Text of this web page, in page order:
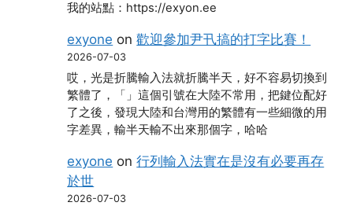
我的站點：https://exyon.ee
exyone on歡迎參加尹卂搞的打字比賽！
2026-07-03
哎，光是折騰輸入法就折騰半天，好不容易切換到
繁體了，「」這個引號在大陸不常用，把鍵位配好
了之後，發現大陸和台灣用的繁體有一些細微的用
字差異，輸半天輸不出來那個字，哈哈
exyone on行列輸入法實在是沒有必要再存
於世
2026-07-03